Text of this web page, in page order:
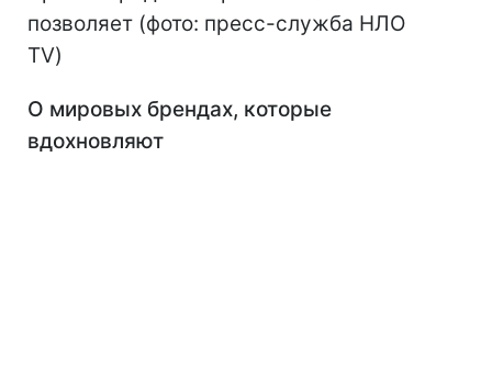
позволяет (фото: пресс-служба НЛО
TV)
О мировых брендах, которые
вдохновляют